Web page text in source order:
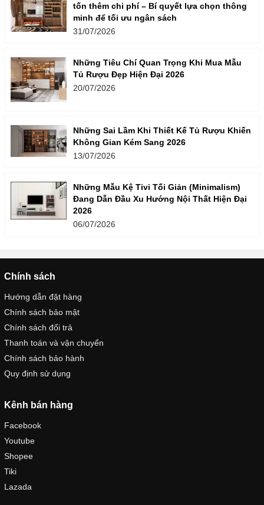
tốn thêm chi phí – Bí quyết lựa chọn thông
minh để tối ưu ngân sách
31/07/2026
Những Tiêu Chí Quan Trọng Khi Mua Mẫu
Tủ Rượu Đẹp Hiện Đại 2026
20/07/2026
Những Sai Lầm Khi Thiết Kế Tủ Rượu Khiến
Không Gian Kém Sang 2026
13/07/2026
Những Mẫu Kệ Tivi Tối Giản (Minimalism)
Đang Dẫn Đầu Xu Hướng Nội Thất Hiện Đại
2026
06/07/2026
Chính sách
Hướng dẫn đặt hàng
Chính sách bảo mật
Chính sách đổi trả
Thanh toán và vận chuyển
Chính sách bảo hành
Quy định sử dụng
Kênh bán hàng
Facebook
Youtube
Shopee
Tiki
Lazada